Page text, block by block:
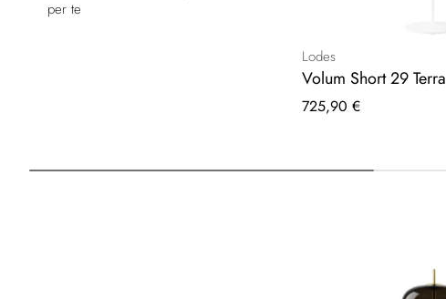
per te
Lodes
Volum Short 29 Terra
725,90 €